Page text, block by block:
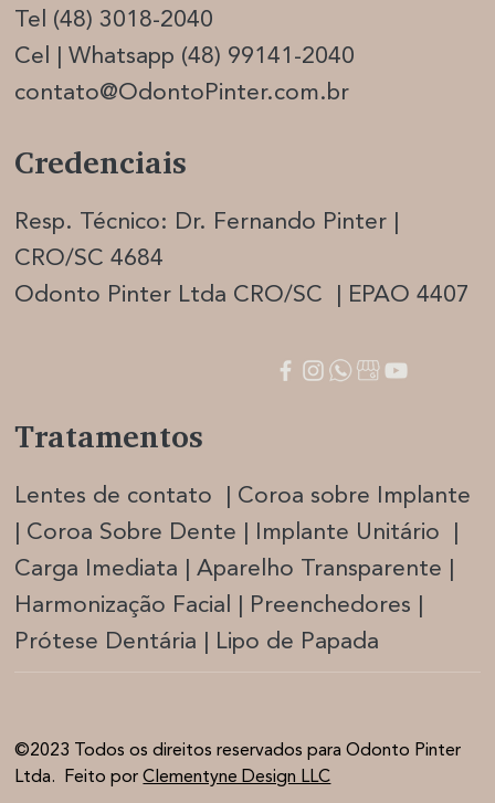
Tel (48) 3018-2040
Cel | Whatsapp (48) 99141-2040
contato@OdontoPinter.com.br
Credenciais
Resp. Técnico: Dr. Fernando Pinter |
CRO/SC 4684
Odonto Pinter Ltda CRO/SC | EPAO 4407
Tratamentos
Lentes de contato | Coroa sobre Implante
| Coroa Sobre Dente | Implante Unitário |
Carga Imediata |Aparelho Transparente |
Harmonização Facial | Preenchedores |
Prótese Dentária | Lipo de Papada
©2023 Todos os direitos reservados para Odonto Pinter
Ltda. Feito porClementyne Design LLC